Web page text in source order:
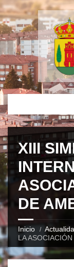
XIII
DE
Inicio
LA